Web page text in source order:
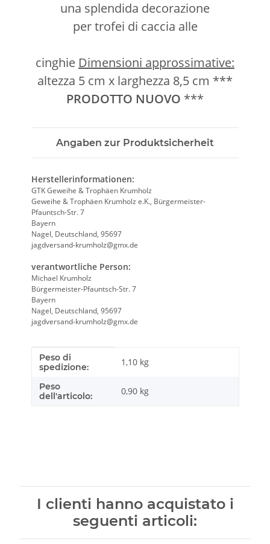
una splendida decorazione
per trofei di caccia alle
cinghie Dimensioni approssimative:
altezza 5 cm x larghezza 8,5 cm ***
PRODOTTO NUOVO ***
Angaben zur Produktsicherheit
Herstellerinformationen:
GTK Geweihe & Trophäen Krumholz
Geweihe & Trophäen Krumholz e.K., Bürgermeister-
Pfauntsch-Str. 7
Bayern
Nagel, Deutschland, 95697
jagdversand-krumholz@gmx.de
verantwortliche Person:
Michael Krumholz
Bürgermeister-Pfauntsch-Str. 7
Bayern
Nagel, Deutschland, 95697
jagdversand-krumholz@gmx.de
Caratteristica prodotto
Valore
Peso di
spedizione:
1,10 kg
Peso
dell'articolo:
0,90 kg
I clienti hanno acquistato i
seguenti articoli: